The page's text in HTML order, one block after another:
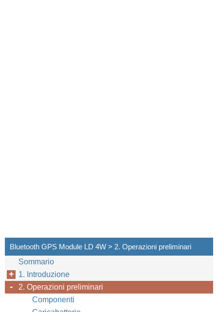
Bluetooth GPS Module LD 4W > 2. Operazioni preliminari
Sommario
1. Introduzione
2. Operazioni preliminari
Componenti